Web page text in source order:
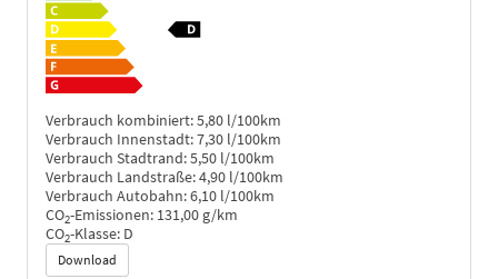
Verbrauch kombiniert:5,80 l/100km
Verbrauch Innenstadt:7,30 l/100km
Verbrauch Stadtrand:5,50 l/100km
Verbrauch Landstraße:4,90 l/100km
Verbrauch Autobahn:6,10 l/100km
CO2-Emissionen: 131,00 g/km
CO2-Klasse: D
Download